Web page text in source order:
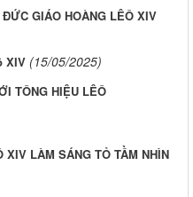
GIÁO HOÀNG LÊÔ XIV
XIV (15/05/2025)
TÔNG HIỆU LÊÔ
LÀM SÁNG TỎ TẦM NHÌN